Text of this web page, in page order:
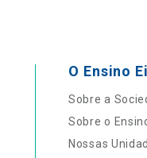
O Ensino
Sobre a
Sobre o
Nossas